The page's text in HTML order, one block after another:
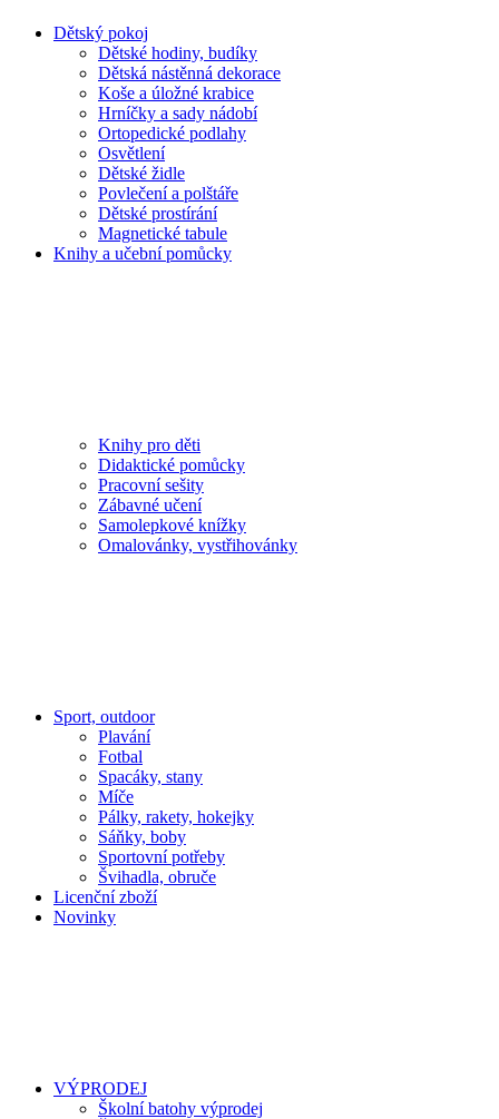
Dětský pokoj
Dětské hodiny, budíky
Dětská nástěnná dekorace
Koše a úložné krabice
Hrníčky a sady nádobí
Ortopedické podlahy
Osvětlení
Dětské židle
Povlečení a polštáře
Dětské prostírání
Magnetické tabule
Knihy a učební pomůcky
Knihy pro děti
Didaktické pomůcky
Pracovní sešity
Zábavné učení
Samolepkové knížky
Omalovánky, vystřihovánky
Sport, outdoor
Plavání
Fotbal
Spacáky, stany
Míče
Pálky, rakety, hokejky
Sáňky, boby
Sportovní potřeby
Švihadla, obruče
Licenční zboží
Novinky
VÝPRODEJ
Školní batohy výprodej